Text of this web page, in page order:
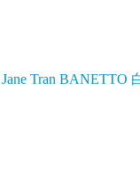
Jane Tran BANETTO